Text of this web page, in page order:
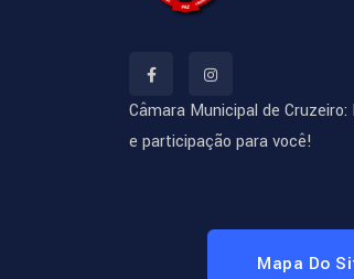
Câmara Municipal de
e participação para você!
Mapa Do